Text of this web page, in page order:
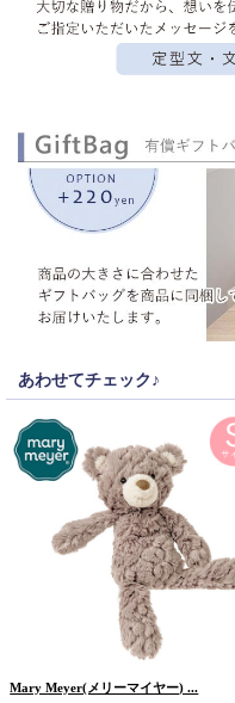
あわせてチェック♪
Mary Meyer(メリーマイヤー) ...